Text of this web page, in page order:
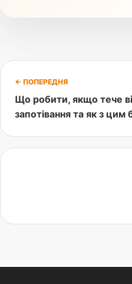
← ПОПЕРЕДНЯ
Що робити, якщо тече
запотівання та як з цим